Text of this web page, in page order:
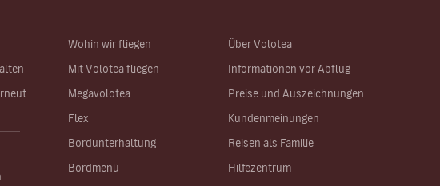
Wohin wir fliegen
Mit Volotea fliegen
Megavolotea
Flex
Bordunterhaltung
Bordmenü
Über Volotea
Informationen vor Abflug
Preise und Auszeichnungen
Kundenmeinungen
Reisen als Familie
Hilfezentrum